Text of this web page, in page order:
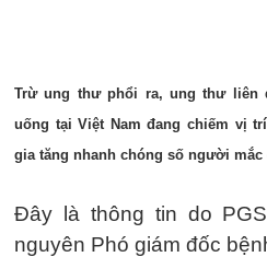
Trừ ung thư phổi ra, ung thư liên
uống tại Việt Nam đang chiếm vị
gia tăng nhanh chóng số người
Đây là thông tin do
nguyên Phó giám đốc